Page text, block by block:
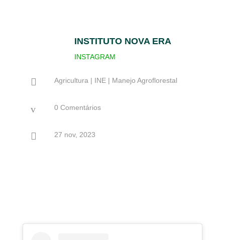
INSTITUTO NOVA ERA
INSTAGRAM
 Agricultura | INE| Manejo Agroflorestal
v 0 Comentários
 27 nov, 2023